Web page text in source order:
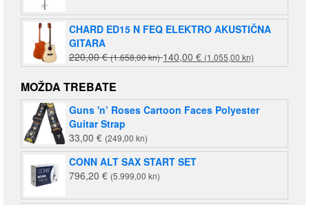
CHARD ED15 N FEQ ELEKTRO AKUSTIČNA
GITARA
220,00€ (1.658,00 kn)Izvorna
cijena
je:
220,00 €
140,00 € (1.055,00 kn)
cijena
140,00 €
(1.055,00
MOŽDA TREBATE
Guns 'n’ Roses Cartoon Faces Polyester
Guitar Strap
33,00 € (249,00 kn)
CONN ALT SAX START SET
796,20 € (5.999,00 kn)